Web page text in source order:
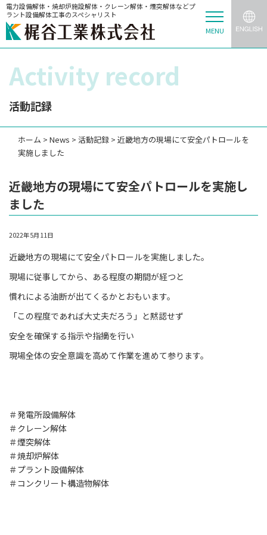
MENU
電力設備解体・焼却炉施設解体・クレーン解体・煙突解体などプ
ラント設備解体工事のスペシャリスト
Activity record
活動記録
ホーム > News > 活動記録 > 近畿地方の現場にて安全パトロールを
実施しました
近畿地方の現場にて安全パトロールを実施し
ました
2022年5月11日
近畿地方の現場にて安全パトロールを実施しました。
現場に従事してから、ある程度の期間が経つと
慣れによる油断が出てくるかとおもいます。
「この程度であれば大丈夫だろう」と黙認せず
安全を確保する指示や指摘を行い
現場全体の安全意識を高めて作業を進めて参ります。
＃発電所設備解体
＃クレーン解体
＃煙突解体
＃焼却炉解体
＃プラント設備解体
＃コンクリート構造物解体